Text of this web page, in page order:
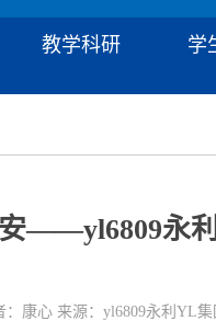
教学科研 学
——yl6809永
：康心 来源：yl6809永利YL集